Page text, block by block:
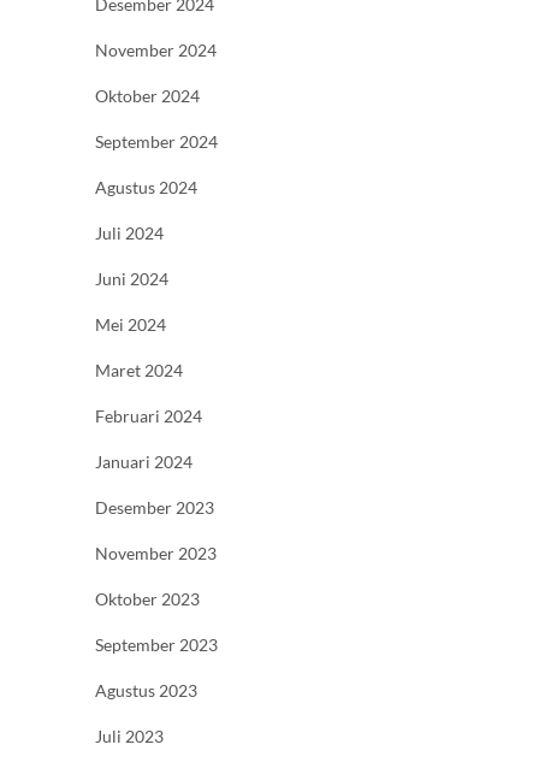
Desember 2024
November 2024
Oktober 2024
September 2024
Agustus 2024
Juli 2024
Juni 2024
Mei 2024
Maret 2024
Februari 2024
Januari 2024
Desember 2023
November 2023
Oktober 2023
September 2023
Agustus 2023
Juli 2023